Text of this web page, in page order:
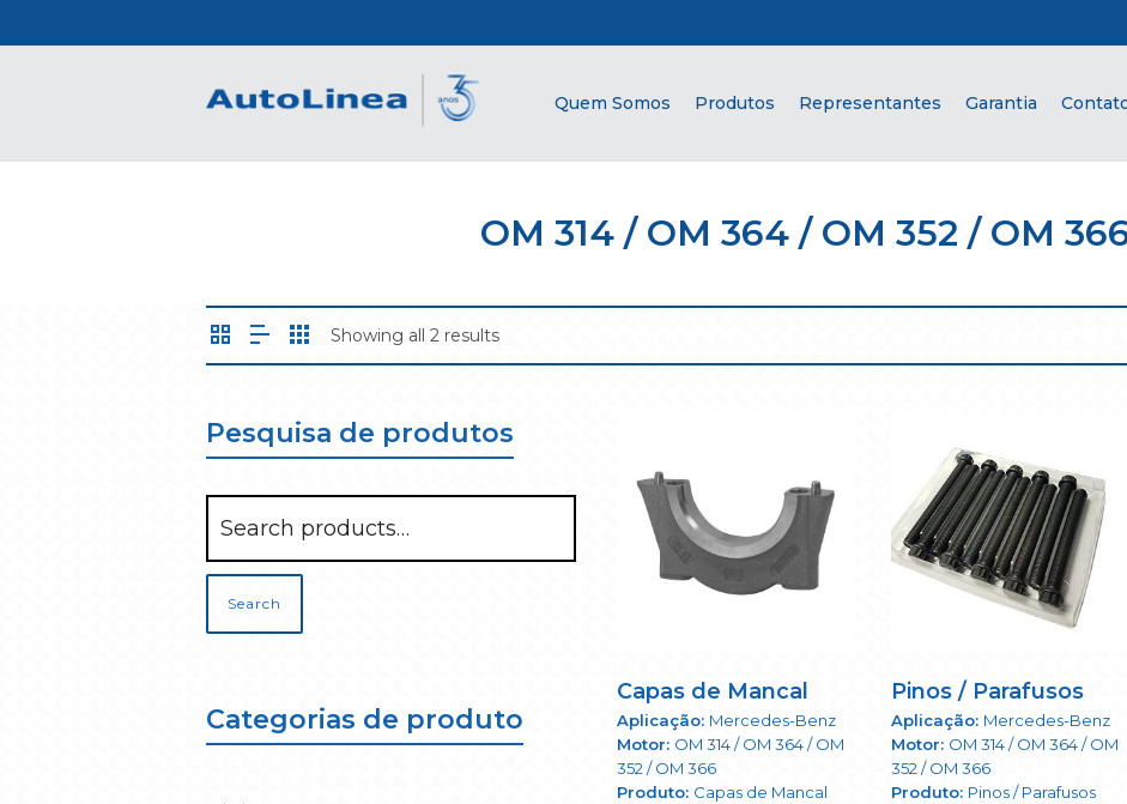
Quem Somos Produtos Representantes Garantia
OM 314 / OM 364 / OM 352 / OM
Showing all 2 results
Capas de Mancal
Mercedes-Benz
OM 314 / OM 364 / OM
352 / OM 366
Capas de Mancal
Pinos / Parafusos
Mercedes-Benz
OM 314 / OM 364 / OM
352 / OM 366
Pinos / Parafusos
Pesquisa de produtos
Search
Categorias de produto